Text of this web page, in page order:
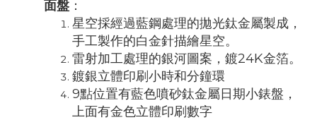
面盤 ：
星空採經過藍鋼處理的拋光鈦金屬製成，
手工製作的白金針描繪星空。
雷射加工處理的銀河圖案，鍍24K金箔。
鍍銀立體印刷小時和分鐘環
9點位置有藍色噴砂鈦金屬日期小錶盤，
上面有金色立體印刷數字